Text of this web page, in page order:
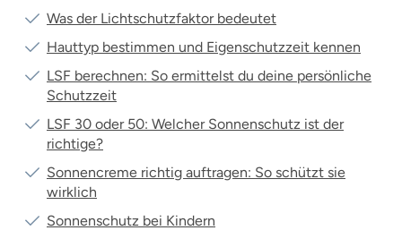
Was der Lichtschutzfaktor bedeutet
Hauttyp bestimmen und Eigenschutzzeit kennen
LSF berechnen: So ermittelst du deine persönliche
Schutzzeit
LSF 30 oder 50: Welcher Sonnenschutz ist der
richtige?
Sonnencreme richtig auftragen: So schützt sie
wirklich
Sonnenschutz bei Kindern